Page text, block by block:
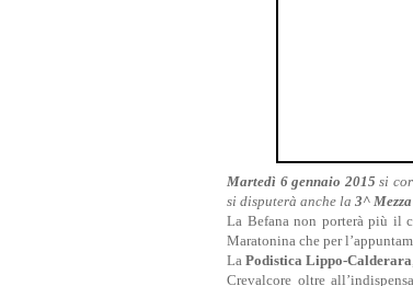
Martedì 6 gennaio 2015 si
si disputerà anche la 3^
La Befana non porterà più il
Maratonina che per
LaPodistica Lippo-Calderara
Crevalcore oltre